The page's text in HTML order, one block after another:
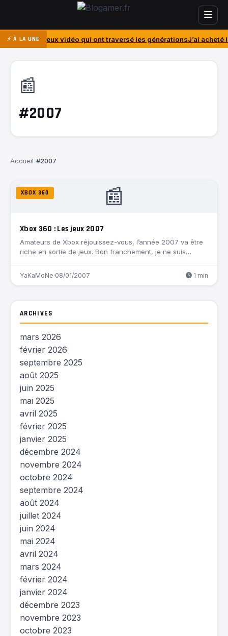
⚡ À LA UNE
jeux vidéo qui ont traversé les générationsJ’ai acheté le
📰
#2007
Accueil #2007
📰
XBOX 360
Xbox 360 : Les jeux 2007
Amateurs de Xbox réjouissez-vous, l’année 2007 va être
riche en sortie de jeux. Bon franchement, je ne suis…
YaKaMoNe·08/01/2007 1 min
ARCHIVES
mars 2026
février 2026
septembre 2025
août 2025
juin 2025
mai 2025
avril 2025
février 2025
janvier 2025
décembre 2024
novembre 2024
octobre 2024
septembre 2024
août 2024
juillet 2024
juin 2024
mai 2024
avril 2024
mars 2024
février 2024
janvier 2024
décembre 2023
novembre 2023
octobre 2023